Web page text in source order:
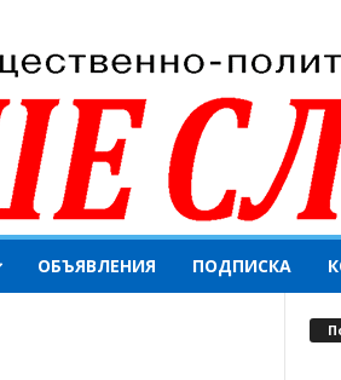
ОБЪЯВЛЕНИЯ ПОДПИСКА